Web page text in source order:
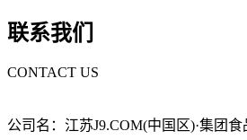
联系我们
CONTACT US
公司名：江苏J9.COM(中国区)·集团食